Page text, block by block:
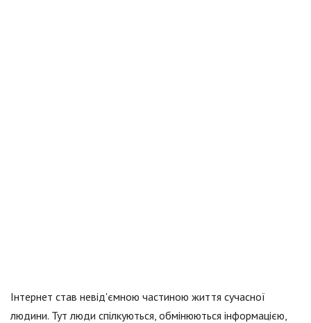
Інтернет став невід'ємною частиною життя сучасної
людини. Тут люди спілкуються, обмінюються інформацією,